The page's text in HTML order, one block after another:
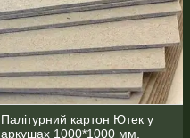
Палітурний картон Ютек у
аркушах 1000*1000 мм,